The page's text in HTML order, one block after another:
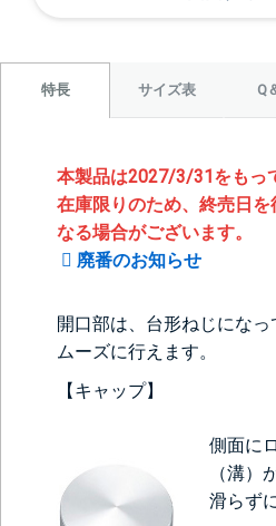
特長 サイズ表 Q
本製品は2027/3/31をもっ
在庫限りのため、終売日
なる場合がございます。
廃番のお知らせ
開口部は、台形ねじにな
ムーズに行えます。
【キャップ】
側面に
（溝）
滑らず